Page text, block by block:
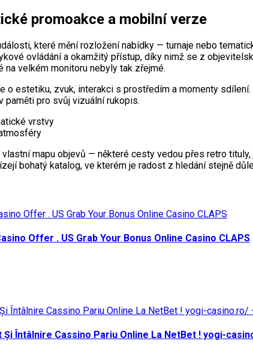
promoakce a mobilní verze
které mění rozložení nabídky — turnaje nebo
ovládání a okamžitý přístup, díky nimž se z
na velkém monitoru nebyly tak zřejmé.
o estetiku, zvuk, interakci s prostředím a momenty
paměti pro svůj vizuální rukopis.
vrstvy
mapu objevů — některé cesty vedou přes retro
bohatý katalog, ve kterém je radost z hledání stejně
Offer . US Grab Your Bonus Online Casino CLAPS
Și Întâlnire Cassino Pariu Online La NetBet ! yogi-